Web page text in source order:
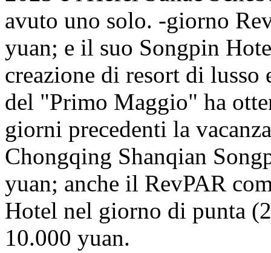
avuto uno solo. -giorno
yuan; e il suo Songpin
creazione di resort di lusso
del "Primo Maggio" ha
giorni precedenti la
Chongqing Shanqian
yuan; anche il RevPAR
Hotel nel giorno di punta
10.000 yuan.